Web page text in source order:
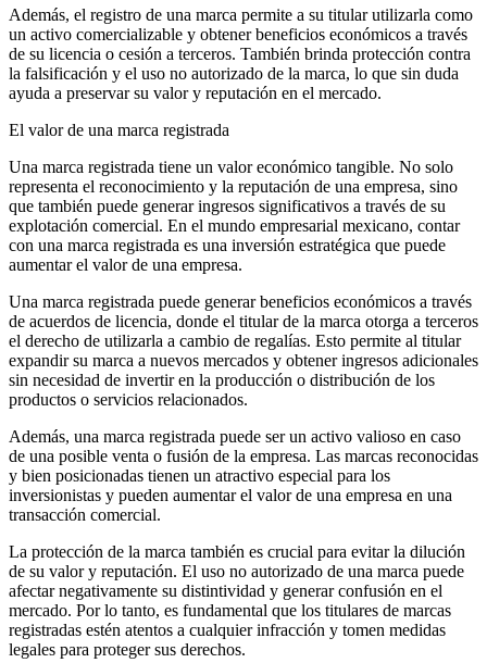
Además, el registro de una marca permite a su titular utilizarla como
un activo comercializable y obtener beneficios económicos a través
de su licencia o cesión a terceros. También brinda protección contra
la falsificación y el uso no autorizado de la marca, lo que sin duda
ayuda a preservar su valor y reputación en el mercado.
El valor de una marca registrada
Una marca registrada tiene un valor económico tangible. No solo
representa el reconocimiento y la reputación de una empresa, sino
que también puede generar ingresos significativos a través de su
explotación comercial. En el mundo empresarial mexicano, contar
con una marca registrada es una inversión estratégica que puede
aumentar el valor de una empresa.
Una marca registrada puede generar beneficios económicos a través
de acuerdos de licencia, donde el titular de la marca otorga a terceros
el derecho de utilizarla a cambio de regalías. Esto permite al titular
expandir su marca a nuevos mercados y obtener ingresos adicionales
sin necesidad de invertir en la producción o distribución de los
productos o servicios relacionados.
Además, una marca registrada puede ser un activo valioso en caso
de una posible venta o fusión de la empresa. Las marcas reconocidas
y bien posicionadas tienen un atractivo especial para los
inversionistas y pueden aumentar el valor de una empresa en una
transacción comercial.
La protección de la marca también es crucial para evitar la dilución
de su valor y reputación. El uso no autorizado de una marca puede
afectar negativamente su distintividad y generar confusión en el
mercado. Por lo tanto, es fundamental que los titulares de marcas
registradas estén atentos a cualquier infracción y tomen medidas
legales para proteger sus derechos.